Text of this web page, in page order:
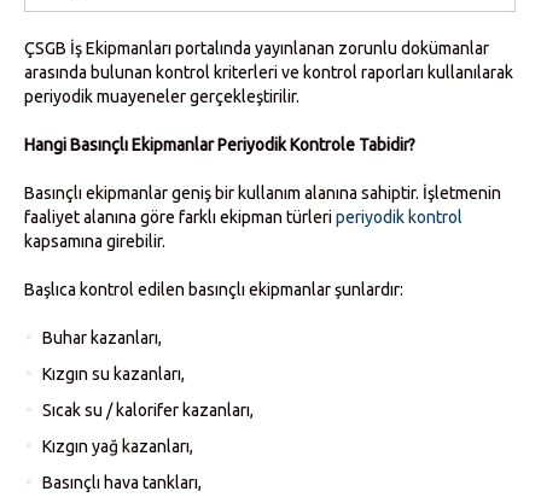
ÇSGB İş Ekipmanları portalında yayınlanan zorunlu dokümanlar
arasında bulunan kontrol kriterleri ve kontrol raporları kullanılarak
periyodik muayeneler gerçekleştirilir.
Hangi Basınçlı Ekipmanlar Periyodik Kontrole Tabidir?
Basınçlı ekipmanlar geniş bir kullanım alanına sahiptir. İşletmenin
faaliyet alanına göre farklı ekipman türleriperiyodik kontrol
kapsamına girebilir.
Başlıca kontrol edilen basınçlı ekipmanlar şunlardır:
Buhar kazanları,
Kızgın su kazanları,
Sıcak su / kalorifer kazanları,
Kızgın yağ kazanları,
Basınçlı hava tankları,